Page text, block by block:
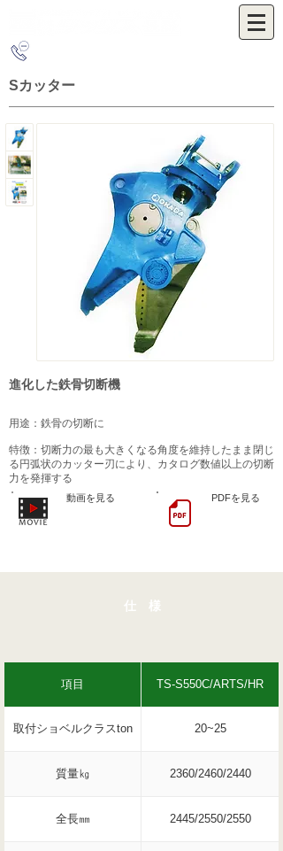
用途：鉄骨の切断に
​特徴：切断力の最も大きくなる角度を維持したまま閉じ
る円弧状のカッター刃により、カタログ数値以上の切断
力を発揮する
進化した鉄骨切断機
動画を見る PDFを見る
仕 様
項目 TS-S550C/ARTS/HR
取付ショベルクラスton 20~25
質量㎏ 2360/2460/2440
全長㎜ 2445/2550/2550
Sカッター